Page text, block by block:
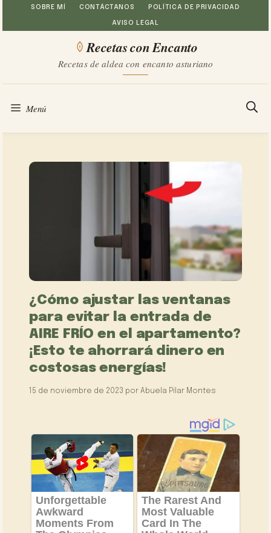
Saltar
al
SOBRE MÍ CONTÁCTANOS POLÍTICA DE PRIVACIDAD
AVISO LEGAL
Recetas con Encanto
Recetas de aldea con encanto asturiano
Menú
¿Cómo ajustar las ventanas
para evitar la entrada de
AIRE FRÍO en el apartamento?
¡Esto te ahorrará dinero en
costosas energías!
15 de noviembre de 2023 porAbuela Pilar Montes